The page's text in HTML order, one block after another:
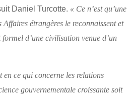
Daniel Turcotte. « Ce n’est qu’une
étrangères le reconnaissent et
d’une civilisation venue d’un
en ce qui concerne les relations
gouvernementale croissante soit